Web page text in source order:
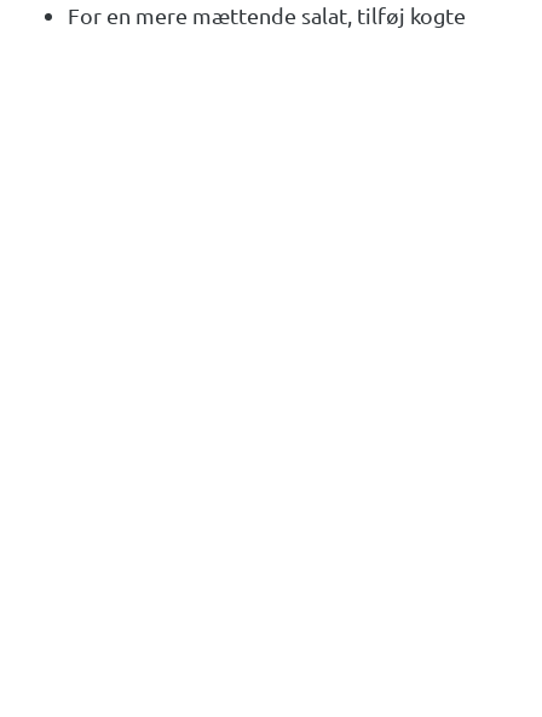
For en mere mættende salat, tilføj kogte